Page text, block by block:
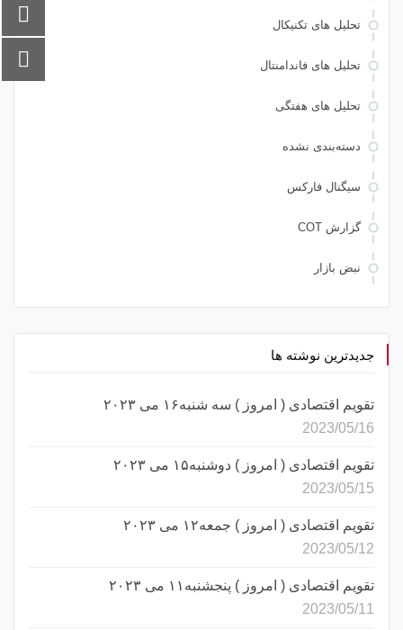
تحلیل های تکنیکال
تحلیل های فاندامنتال
تحلیل های هفتگی
دسته‌بندی نشده
سیگنال فارکس
گزارش COT
نبض بازار
جدیدترین نوشته ها
تقویم اقتصادی ( امروز ) سه شنبه۱۶ می ۲۰۲۳
2023/05/16
تقویم اقتصادی ( امروز ) دوشنبه۱۵ می ۲۰۲۳
2023/05/15
تقویم اقتصادی ( امروز ) جمعه۱۲ می ۲۰۲۳
2023/05/12
تقویم اقتصادی ( امروز ) پنجشنبه۱۱ می ۲۰۲۳
2023/05/11